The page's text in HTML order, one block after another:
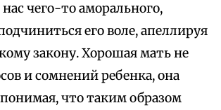
чего-то аморального,
его воле, апеллируя
закону. Хорошая мать не
и сомнений ребенка, она
что таким образом